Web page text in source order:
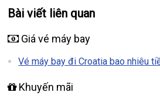
Bài viết liên quan
Giá vé máy bay
Vé máy bay đi Croatia bao nhiêu
Khuyến mãi